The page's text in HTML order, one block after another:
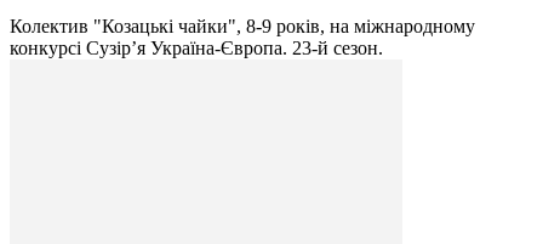
Колектив "Козацькі чайки", 8-9 років, на міжнародному
конкурсі Сузір’я Україна-Європа. 23-й сезон.